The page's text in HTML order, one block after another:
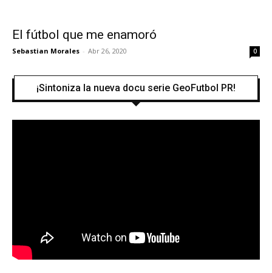
El fútbol que me enamoró
Sebastian Morales - Abr 26, 2020 0
¡Sintoniza la nueva docu serie GeoFutbol PR!